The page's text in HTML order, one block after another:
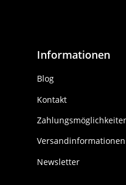
Informationen
Blog
Kontakt
Versandinformationen
Newsletter